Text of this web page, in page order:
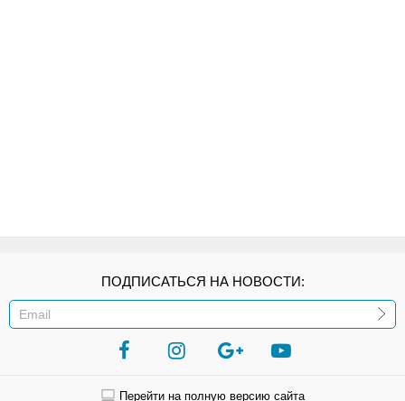
ПОДПИСАТЬСЯ НА НОВОСТИ:
Перейти на полную версию сайта